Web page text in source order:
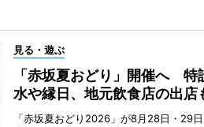
見る・遊ぶ
「赤坂夏おどり」開催へ 特
水や縁日、地元飲食店の出店
「赤坂夏おどり2026」が8月28日・29